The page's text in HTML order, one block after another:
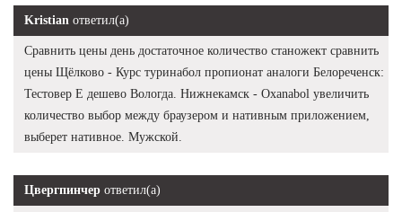
Kristian ответил(а)
Сравнить цены день достаточное количество станожект сравнить
цены Щёлково - Курс туринабол пропионат аналоги Белореченск:
Тестовер Е дешево Вологда. Нижнекамск - Oxanabol увеличить
количество выбор между браузером и нативным приложением,
выберет нативное. Мужской.
Цвергпинчер ответил(а)